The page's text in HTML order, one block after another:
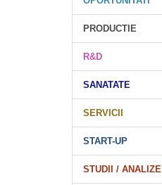
PRODUCTIE
R&D
SANATATE
SERVICII
START-UP
STUDII / ANALIZE